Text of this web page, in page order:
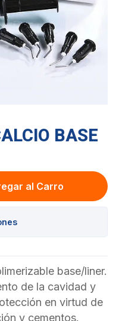
BASE
al Carro
base/liner.
de la cavidad y
en virtud de
y cementos.